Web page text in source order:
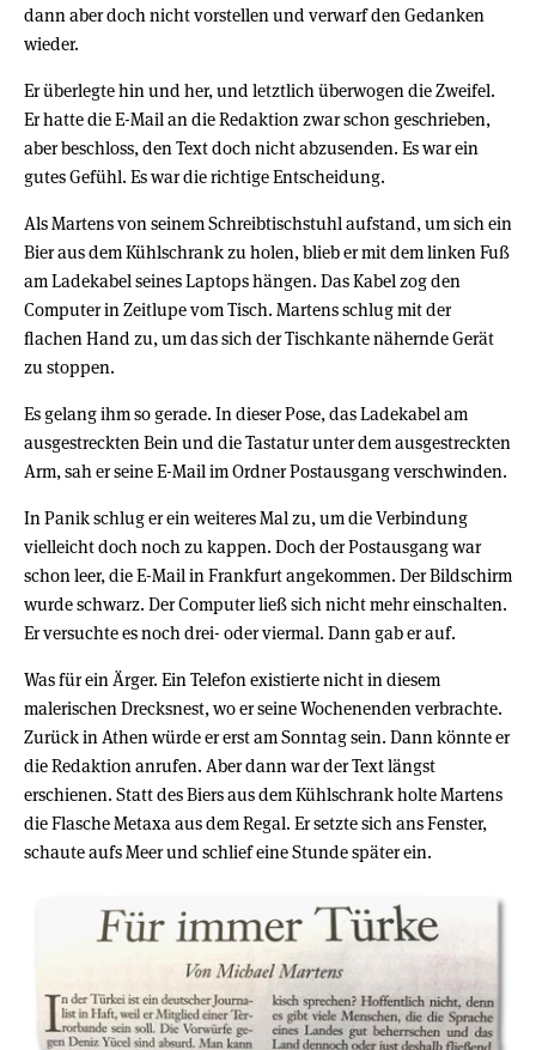
dann aber doch nicht vorstellen und verwarf den Gedanken
wieder.
Er überlegte hin und her, und letztlich überwogen die Zweifel.
Er hatte die E-Mail an die Redaktion zwar schon geschrieben,
aber beschloss, den Text doch nicht abzusenden. Es war ein
gutes Gefühl. Es war die richtige Entscheidung.
Als Martens von seinem Schreibtischstuhl aufstand, um sich ein
Bier aus dem Kühlschrank zu holen, blieb er mit dem linken Fuß
am Ladekabel seines Laptops hängen. Das Kabel zog den
Computer in Zeitlupe vom Tisch. Martens schlug mit der
flachen Hand zu, um das sich der Tischkante nähernde Gerät
zu stoppen.
Es gelang ihm so gerade. In dieser Pose, das Ladekabel am
ausgestreckten Bein und die Tastatur unter dem ausgestreckten
Arm, sah er seine E-Mail im Ordner Postausgang verschwinden.
In Panik schlug er ein weiteres Mal zu, um die Verbindung
vielleicht doch noch zu kappen. Doch der Postausgang war
schon leer, die E-Mail in Frankfurt angekommen. Der Bildschirm
wurde schwarz. Der Computer ließ sich nicht mehr einschalten.
Er versuchte es noch drei- oder viermal. Dann gab er auf.
Was für ein Ärger. Ein Telefon existierte nicht in diesem
malerischen Drecksnest, wo er seine Wochenenden verbrachte.
Zurück in Athen würde er erst am Sonntag sein. Dann könnte er
die Redaktion anrufen. Aber dann war der Text längst
erschienen. Statt des Biers aus dem Kühlschrank holte Martens
die Flasche Metaxa aus dem Regal. Er setzte sich ans Fenster,
schaute aufs Meer und schlief eine Stunde später ein.